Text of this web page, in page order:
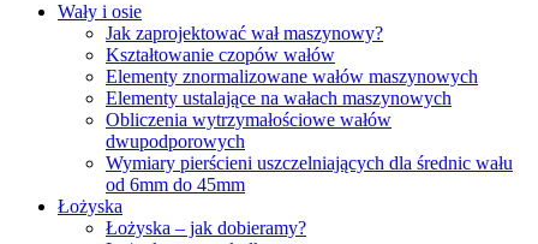
Wały i osie
Jak zaprojektować wał maszynowy?
Kształtowanie czopów wałów
Elementy znormalizowane wałów maszynowych
Elementy ustalające na wałach maszynowych
Obliczenia wytrzymałościowe wałów
dwupodporowych
Wymiary pierścieni uszczelniających dla średnic wału
od 6mm do 45mm
Łożyska
Łożyska – jak dobieramy?